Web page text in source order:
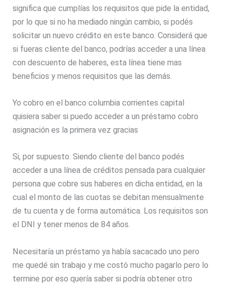
significa que cumplías los requisitos que pide la entidad,
por lo que si no ha mediado ningún cambio, si podés
solicitar un nuevo crédito en este banco. Considerá que
si fueras cliente del banco, podrías acceder a una línea
con descuento de haberes, esta línea tiene mas
beneficios y menos requisitos que las demás.
Yo cobro en el banco columbia corrientes capital
quisiera saber si puedo acceder a un préstamo cobro
asignación es la primera vez gracias
Si, por supuesto. Siendo cliente del banco podés
acceder a una línea de créditos pensada para cualquier
persona que cobre sus haberes en dicha entidad, en la
cual el monto de las cuotas se debitan mensualmente
de tu cuenta y de forma automática. Los requisitos son
el DNI y tener menos de 84 años.
Necesitaría un préstamo ya había sacacado uno pero
me quedé sin trabajo y me costó mucho pagarlo pero lo
termine por eso quería saber si podría obtener otro